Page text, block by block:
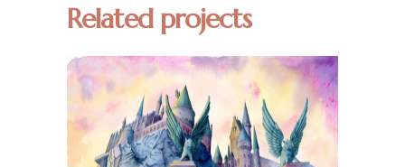
Related projects